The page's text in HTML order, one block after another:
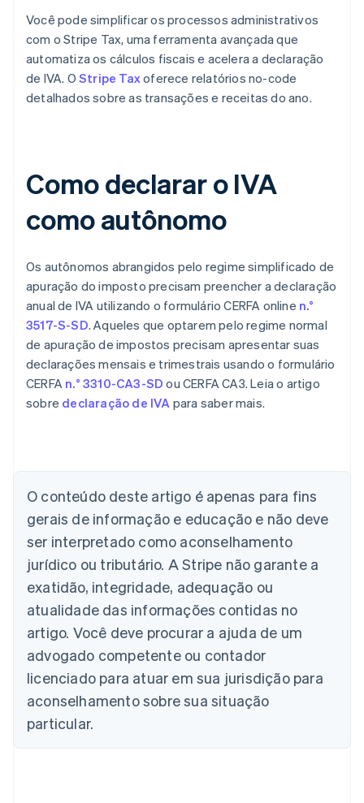
Você pode simplificar os processos administrativos
com o Stripe Tax, uma ferramenta avançada que
automatiza os cálculos fiscais e acelera a declaração
de IVA. O Stripe Taxoferece relatórios no-code
detalhados sobre as transações e receitas do ano.
Como declarar o IVA
como autônomo
Os autônomos abrangidos pelo regime simplificado de
apuração do imposto precisam preencher a declaração
anual de IVA utilizando o formulário CERFA online n.°
3517-S-SD. Aqueles que optarem pelo regime normal
de apuração de impostos precisam apresentar suas
declarações mensais e trimestrais usando o formulário
CERFA n.° 3310-CA3-SD ou CERFA CA3. Leia o artigo
sobre declaração de IVA para saber mais.
O conteúdo deste artigo é apenas para fins
gerais de informação e educação e não deve
ser interpretado como aconselhamento
jurídico ou tributário. A Stripe não garante a
exatidão, integridade, adequação ou
atualidade das informações contidas no
artigo. Você deve procurar a ajuda de um
advogado competente ou contador
licenciado para atuar em sua jurisdição para
aconselhamento sobre sua situação
particular.
Deutsch English
Austrália
Áustria
DeutschEnglish
Bélgica
Nederlands FrançaisDeutschEnglish
Brasil
Português English
Bulgária
English
Canadá
China continental
简体中文English